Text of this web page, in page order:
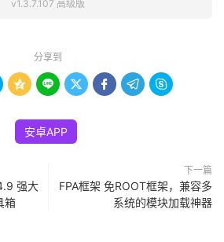
v1.3.7.107 高级版
分享到
     
安卓APP
强大
箱
下一篇
FPA框架 免ROOT框架，兼容多
系统的模块加载神器